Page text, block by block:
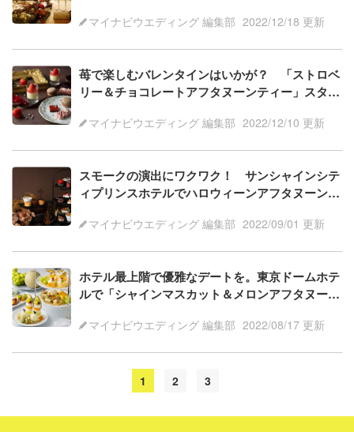
マイナビウエディング 編集部 2022/12/18 更新
苺で楽しむバレンタインはいかが？ 「ストロベ
リー＆チョコレートアフタヌーンティー」スター
マイナビウエディング 編集部 2022/12/10 更新
スモークの演出にワクワク！ サンシャインシテ
ィプリンスホテルでハロウィーンアフタヌーンテ
マイナビウエディング 編集部 2022/09/01 更新
ホテル最上階で優雅なデートを。東京ドームホテ
ルで「シャインマスカット＆メロンアフタヌーン
マイナビウエディング 編集部 2022/08/17 更新
1 2 3